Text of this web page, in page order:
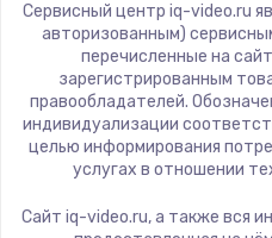
Сервисный центр iq-video.ru
авторизованным)
перечисленные на
зарегистрированным
правообладателей.
индивидуализации
целью информирования
услугах в отношении
Сайт iq-video.ru, а также вся